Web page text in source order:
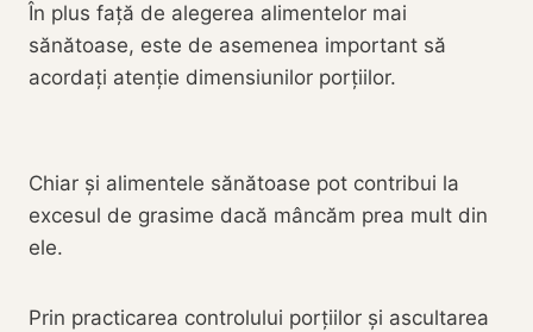
În plus față de alegerea alimentelor mai
sănătoase, este de asemenea important să
acordați atenție dimensiunilor porțiilor.
Chiar și alimentele sănătoase pot contribui la
excesul de grasime dacă mâncăm prea mult din
ele.
Prin practicarea controlului porțiilor și ascultarea